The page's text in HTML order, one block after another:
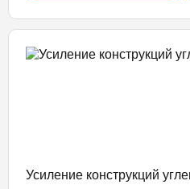
Усиление конструкций